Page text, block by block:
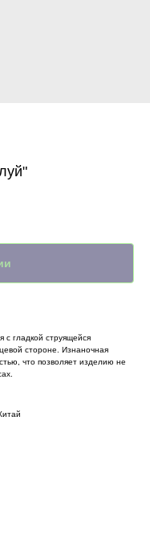
с гладкой струящейся
стороне. Изнаночная
что позволяет изделию не